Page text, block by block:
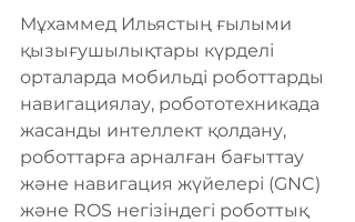
Мұхаммед Ильястың ғылыми
қызығушылықтары күрделі
орталарда мобильді роботтарды
навигациялау, робототехникада
жасанды интеллект қолдану,
роботтарға арналған бағыттау
және навигация жүйелері (GNC)
және ROS негізіндегі роботтық